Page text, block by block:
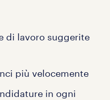
di lavoro suggerite
più velocemente
in ogni